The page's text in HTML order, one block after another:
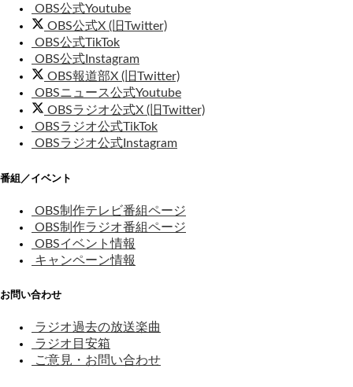
OBS公式Youtube
OBS公式X (旧Twitter)
OBS公式TikTok
OBS公式Instagram
OBS報道部X (旧Twitter)
OBSニュース公式Youtube
OBSラジオ公式X (旧Twitter)
OBSラジオ公式TikTok
OBSラジオ公式Instagram
番組／イベント
OBS制作テレビ番組ページ
OBS制作ラジオ番組ページ
OBSイベント情報
キャンペーン情報
お問い合わせ
ラジオ過去の放送楽曲
ラジオ目安箱
ご意見・お問い合わせ